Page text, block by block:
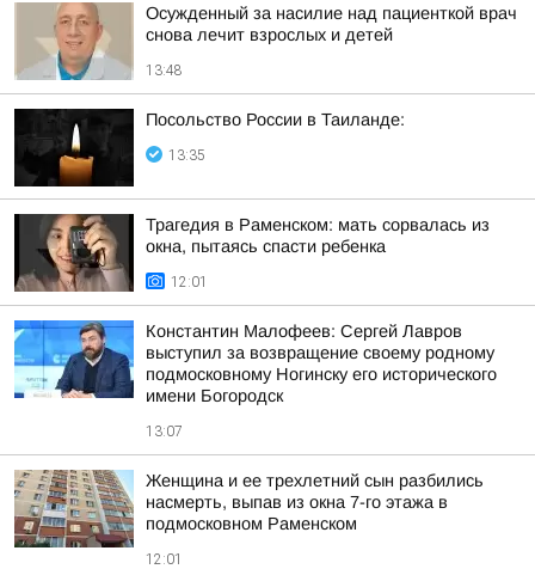
Осужденный за насилие над пациенткой врач
снова лечит взрослых и детей
13:48
Посольство России в Таиланде:
13:35
Трагедия в Раменском: мать сорвалась из
окна, пытаясь спасти ребенка
12:01
Константин Малофеев: Сергей Лавров
выступил за возвращение своему родному
подмосковному Ногинску его исторического
имени Богородск
13:07
Женщина и ее трехлетний сын разбились
насмерть, выпав из окна 7-го этажа в
подмосковном Раменском
12:01